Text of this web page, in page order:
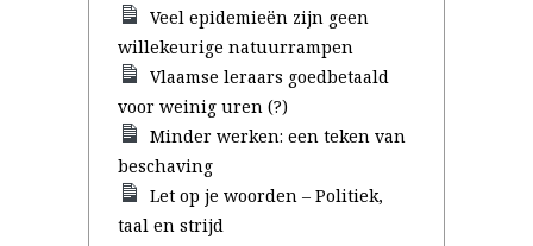
Veel epidemieën zijn geen
willekeurige natuurrampen
Vlaamse leraars goedbetaald
voor weinig uren (?)
Minder werken: een teken van
beschaving
Let op je woorden – Politiek,
taal en strijd